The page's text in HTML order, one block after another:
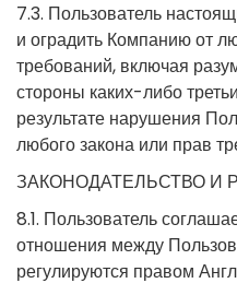
7.3. Пользователь
и оградить Компанию от
требований, включая
стороны каких-либо
результате нарушения
любого закона или прав
ЗАКОНОДАТЕЛЬСТВО И
8.1. Пользователь
отношения между
регулируются правом